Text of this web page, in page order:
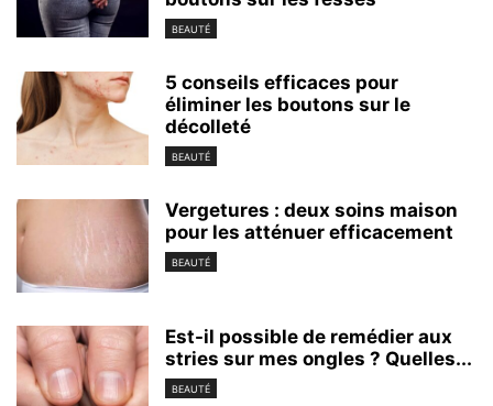
BEAUTÉ
5 conseils efficaces pour
éliminer les boutons sur le
décolleté
BEAUTÉ
Vergetures : deux soins maison
pour les atténuer efficacement
BEAUTÉ
Est-il possible de remédier aux
stries sur mes ongles ? Quelles...
BEAUTÉ